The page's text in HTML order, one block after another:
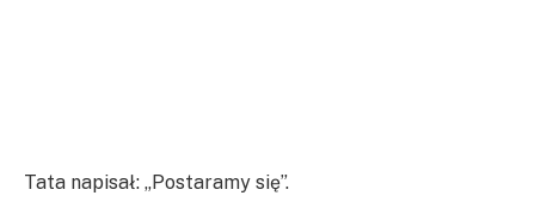
Tata napisał: „Postaramy się”.